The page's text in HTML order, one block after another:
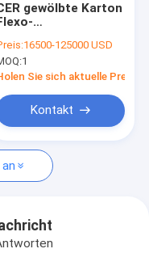
gewölbten Kartons
gewölbte Karton
Kasten-
16500-125000 USD
1
Sie sich aktuelle Preis
Kontakt